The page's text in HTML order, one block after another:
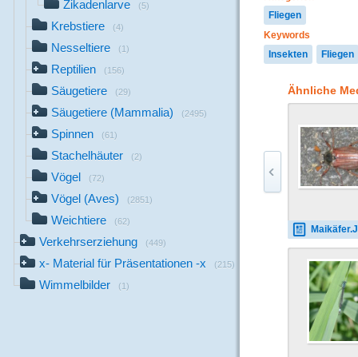
Zikadenlarve (5)
Krebstiere (4)
Nesseltiere (1)
Reptilien (156)
Säugetiere (29)
Säugetiere (Mammalia) (2495)
Spinnen (61)
Stachelhäuter (2)
Vögel (72)
Vögel (Aves) (2851)
Weichtiere (62)
Verkehrserziehung (449)
x- Material für Präsentationen -x (215)
Wimmelbilder (1)
Fliegen
Keywords
Insekten
Fliegen
Ähnliche